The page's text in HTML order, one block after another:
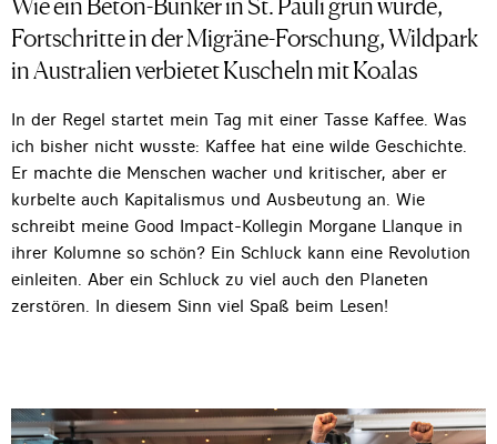
Fortschritte in der Migräne-Forschung, Wildpark
in Australien verbietet Kuscheln mit Koalas
In der Regel startet mein Tag mit einer Tasse Kaffee. Was
ich bisher nicht wusste: Kaffee hat eine wilde Geschichte.
Er machte die Menschen wacher und kritischer, aber er
kurbelte auch Kapitalismus und Ausbeutung an. Wie
schreibt meine Good Impact-Kollegin Morgane Llanque in
ihrer Kolumne so schön? Ein Schluck kann eine Revolution
einleiten. Aber ein Schluck zu viel auch den Planeten
zerstören. In diesem Sinn viel Spaß beim Lesen!